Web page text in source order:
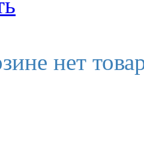
нет